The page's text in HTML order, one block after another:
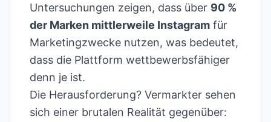
Untersuchungen zeigen, dass über 90 %
der Marken mittlerweile Instagram für
Marketingzwecke nutzen, was bedeutet,
dass die Plattform wettbewerbsfähiger
denn je ist.
Die Herausforderung? Vermarkter sehen
sich einer brutalen Realität gegenüber: